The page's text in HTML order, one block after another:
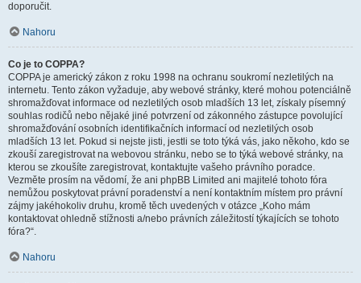
doporučit.
Nahoru
Co je to COPPA?
COPPA je americký zákon z roku 1998 na ochranu soukromí nezletilých na
internetu. Tento zákon vyžaduje, aby webové stránky, které mohou potenciálně
shromažďovat informace od nezletilých osob mladších 13 let, získaly písemný
souhlas rodičů nebo nějaké jiné potvrzení od zákonného zástupce povolující
shromažďování osobních identifikačních informací od nezletilých osob
mladších 13 let. Pokud si nejste jisti, jestli se toto týká vás, jako někoho, kdo se
zkouší zaregistrovat na webovou stránku, nebo se to týká webové stránky, na
kterou se zkoušíte zaregistrovat, kontaktujte vašeho právního poradce.
Vezměte prosím na vědomí, že ani phpBB Limited ani majitelé tohoto fóra
nemůžou poskytovat právní poradenství a není kontaktním místem pro právní
zájmy jakéhokoliv druhu, kromě těch uvedených v otázce „Koho mám
kontaktovat ohledně stížnosti a/nebo právních záležitostí týkajících se tohoto
fóra?“.
Nahoru